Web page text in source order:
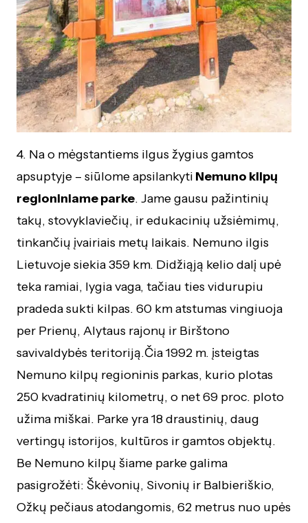
4. Na o mėgstantiems ilgus žygius gamtos
apsuptyje – siūlome apsilankyti Nemuno kilpų
regioniniame parke. Jame gausu pažintinių
takų, stovyklaviečių, ir edukacinių užsiėmimų,
tinkančių įvairiais metų laikais. Nemuno ilgis
Lietuvoje siekia 359 km. Didžiąją kelio dalį upė
teka ramiai, lygia vaga, tačiau ties vidurupiu
pradeda sukti kilpas. 60 km atstumas vingiuoja
per Prienų, Alytaus rajonų ir Birštono
savivaldybės teritoriją.Čia 1992 m. įsteigtas
Nemuno kilpų regioninis parkas, kurio plotas
250 kvadratinių kilometrų, o net 69 proc. ploto
užima miškai. Parke yra 18 draustinių, daug
vertingų istorijos, kultūros ir gamtos objektų.
Be Nemuno kilpų šiame parke galima
pasigrožėti: Škėvonių, Sivonių ir Balbieriškio,
Ožkų pečiaus atodangomis, 62 metrus nuo upės